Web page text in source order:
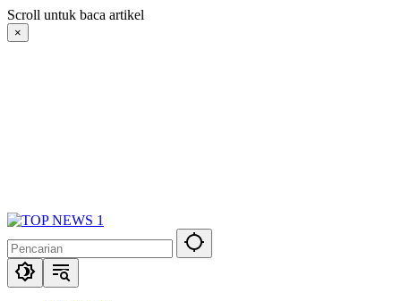
Langsung
ke
konten
Scroll untuk baca artikel
×